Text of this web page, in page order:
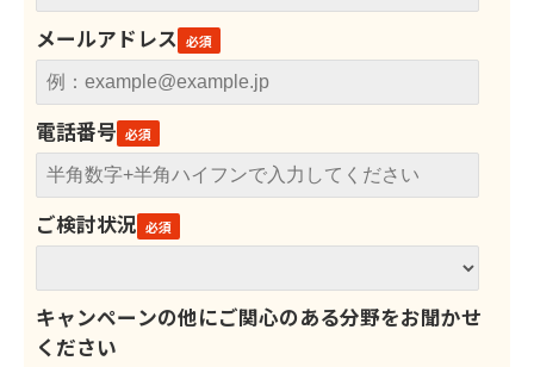
メールアドレス
電話番号
ご検討状況
キャンペーンの他にご関心のある分野をお聞かせ
ください